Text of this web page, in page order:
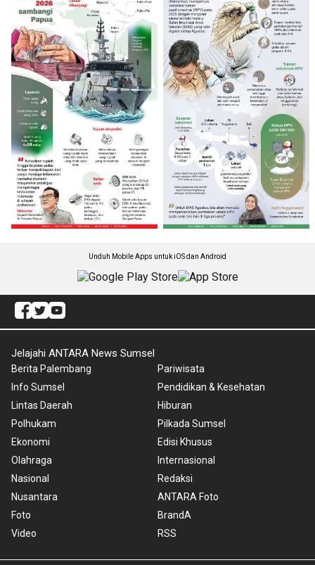
Unduh Mobile Apps untuk iOS dan Android
Jelajahi ANTARA News Sumsel
Berita Palembang
Info Sumsel
Lintas Daerah
Polhukam
Ekonomi
Olahraga
Nasional
Nusantara
Foto
Video
Pariwisata
Pendidikan & Kesehatan
Hiburan
Pilkada Sumsel
Edisi Khusus
Internasional
Redaksi
ANTARA Foto
BrandA
RSS